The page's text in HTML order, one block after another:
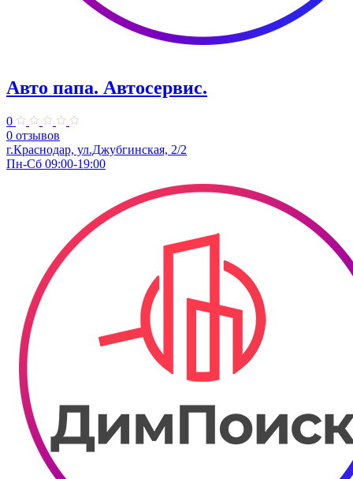
Авто папа. ​Автосервис.
0
0 отзывов
г.Краснодар, ул.Джубгинская, 2/2
Пн-Сб 09:00-19:00